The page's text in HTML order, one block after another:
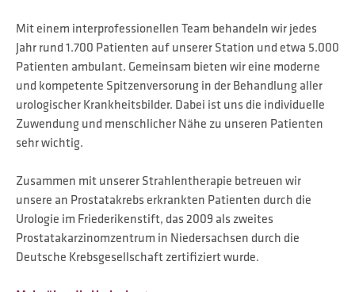
Mit einem interprofessionellen Team behandeln wir jedes
Jahr rund 1.700 Patienten auf unserer Station und etwa 5.000
Patienten ambulant. Gemeinsam bieten wir eine moderne
und kompetente Spitzenversorung in der Behandlung aller
urologischer Krankheitsbilder. Dabei ist uns die individuelle
Zuwendung und menschlicher Nähe zu unseren Patienten
sehr wichtig.
Zusammen mit unserer Strahlentherapie betreuen wir
unsere an Prostatakrebs erkrankten Patienten durch die
Urologie im Friederikenstift, das 2009 als zweites
Prostatakarzinomzentrum in Niedersachsen durch die
Deutsche Krebsgesellschaft zertifiziert wurde.